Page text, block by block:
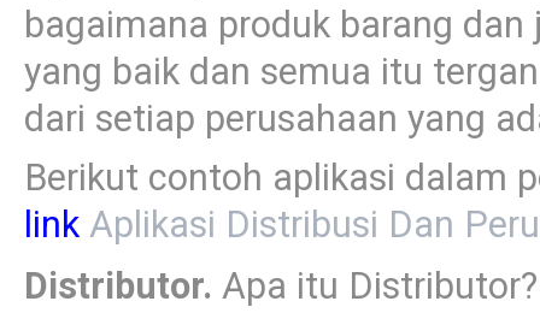
bagaimana produk barang
yang baik dan semua itu
dari setiap perusahaan yang
Berikut contoh aplikasi dalam
link Aplikasi Distribusi Dan
Distributor. Apa itu